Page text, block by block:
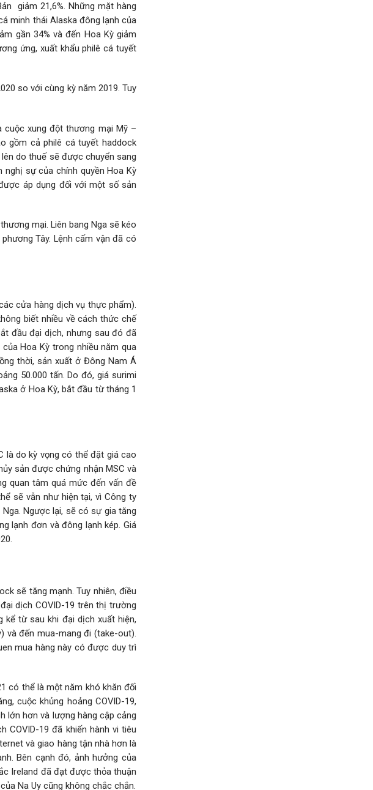
giảm 21,6%. Những mặt hàng
minh thái Alaska đông lạnh của
gần 34% và đến Hoa Kỳ giảm
ứng, xuất khẩu philê cá tuyết
so với cùng kỳ năm 2019. Tuy
xung đột thương mại Mỹ –
gồm cả philê cá tuyết haddock
do thuế sẽ được chuyển sang
sự của chính quyền Hoa Kỳ
áp dụng đối với một số sản
mại. Liên bang Nga sẽ kéo
Tây. Lệnh cấm vận đã có
cửa hàng dịch vụ thực phẩm).
biết nhiều về cách thức chế
đầu đại dịch, nhưng sau đó đã
Hoa Kỳ trong nhiều năm qua
thời, sản xuất ở Đông Nam Á
50.000 tấn. Do đó, giá surimi
ở Hoa Kỳ, bắt đầu từ tháng 1
là do kỳ vọng có thể đặt giá cao
sản được chứng nhận MSC và
quan tâm quá mức đến vấn đề
sẽ vẫn như hiện tại, vì Công ty
Ngược lại, sẽ có sự gia tăng
lạnh đơn và đông lạnh kép. Giá
sẽ tăng mạnh. Tuy nhiên, điều
dịch COVID-19 trên thị trường
từ sau khi đại dịch xuất hiện,
và đến mua-mang đi (take-out).
mua hàng này có được duy trì
có thể là một năm khó khăn đối
cuộc khủng hoảng COVID-19,
lớn hơn và lượng hàng cập cảng
19 đã khiến hành vi tiêu
và giao hàng tận nhà hơn là
Bên cạnh đó, ảnh hưởng của
Ireland đã đạt được thỏa thuận
Na Uy cũng không chắc chắn.